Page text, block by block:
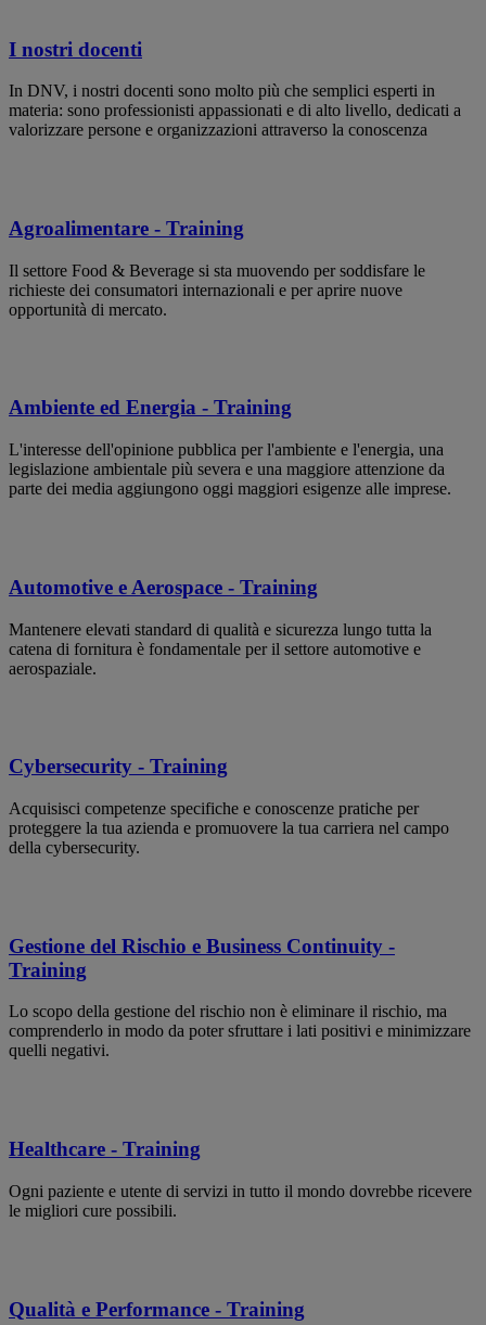
I nostri docenti
In DNV, i nostri docenti sono molto più che semplici esperti in
materia: sono professionisti appassionati e di alto livello, dedicati a
valorizzare persone e organizzazioni attraverso la conoscenza
Agroalimentare - Training
Il settore Food & Beverage si sta muovendo per soddisfare le
richieste dei consumatori internazionali e per aprire nuove
opportunità di mercato.
Ambiente ed Energia - Training
L'interesse dell'opinione pubblica per l'ambiente e l'energia, una
legislazione ambientale più severa e una maggiore attenzione da
parte dei media aggiungono oggi maggiori esigenze alle imprese.
Automotive e Aerospace - Training
Mantenere elevati standard di qualità e sicurezza lungo tutta la
catena di fornitura è fondamentale per il settore automotive e
aerospaziale.
Cybersecurity - Training
Acquisisci competenze specifiche e conoscenze pratiche per
proteggere la tua azienda e promuovere la tua carriera nel campo
della cybersecurity.
Gestione del Rischio e Business Continuity -
Training
Lo scopo della gestione del rischio non è eliminare il rischio, ma
comprenderlo in modo da poter sfruttare i lati positivi e minimizzare
quelli negativi.
Healthcare - Training
Ogni paziente e utente di servizi in tutto il mondo dovrebbe ricevere
le migliori cure possibili.
Qualità e Performance - Training